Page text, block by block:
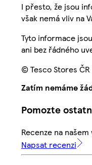
I přesto, že jsou
však nemá vliv na
Tyto informace
ani bez řádného
© Tesco Stores ČR
Zatím nemáme
Pomozte
Recenze na
Napsat recenzi